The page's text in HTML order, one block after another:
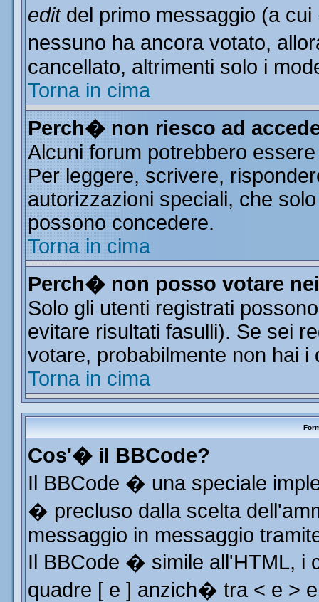
editdel primo messaggio (a
nessuno ha ancora votato,
cancellato, altrimenti solo i
Torna in cima
Perch� non riesco ad
Alcuni forum potrebbero
Per leggere, scrivere,
autorizzazioni speciali, che
possono concedere.
Torna in cima
Perch� non posso votare
Solo gli utenti registrati
evitare risultati fasulli). Se sei
votare, probabilmente non hai
Torna in cima
Cos'� il BBCode?
Il BBCode � una speciale
� precluso dalla scelta
messaggio in messaggio
Il BBCode � simile all'HTML, i
quadre [ e ] anzich� tra < e >